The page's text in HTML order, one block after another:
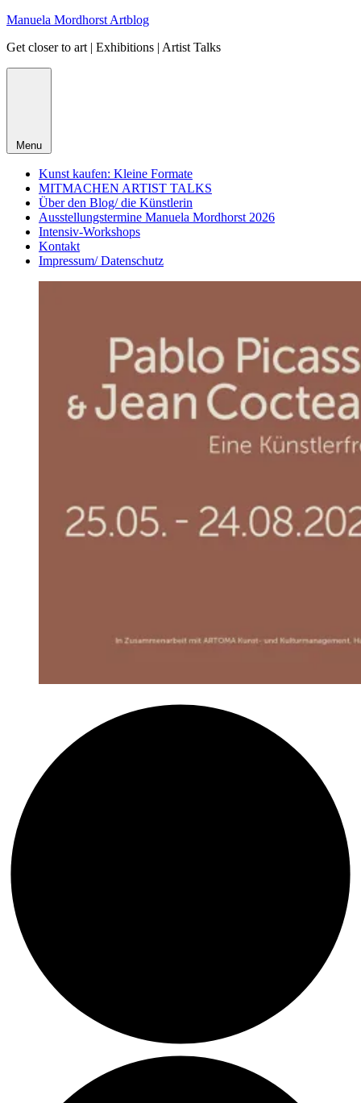
Skip
content
Manuela Mordhorst Artblog
Get closer to art | Exhibitions | Artist Talks
Menu
Kunst kaufen: Kleine Formate
MITMACHEN ARTIST TALKS
Über den Blog/ die Künstlerin
Ausstellungstermine Manuela Mordhorst 2026
Intensiv-Workshops
Kontakt
Impressum/ Datenschutz
Geburtstag
MLASOWSKY